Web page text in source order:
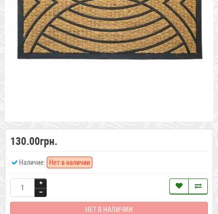
130.00грн.
Наличие: Нет в наличии
НЕТ В НАЛИЧИИ